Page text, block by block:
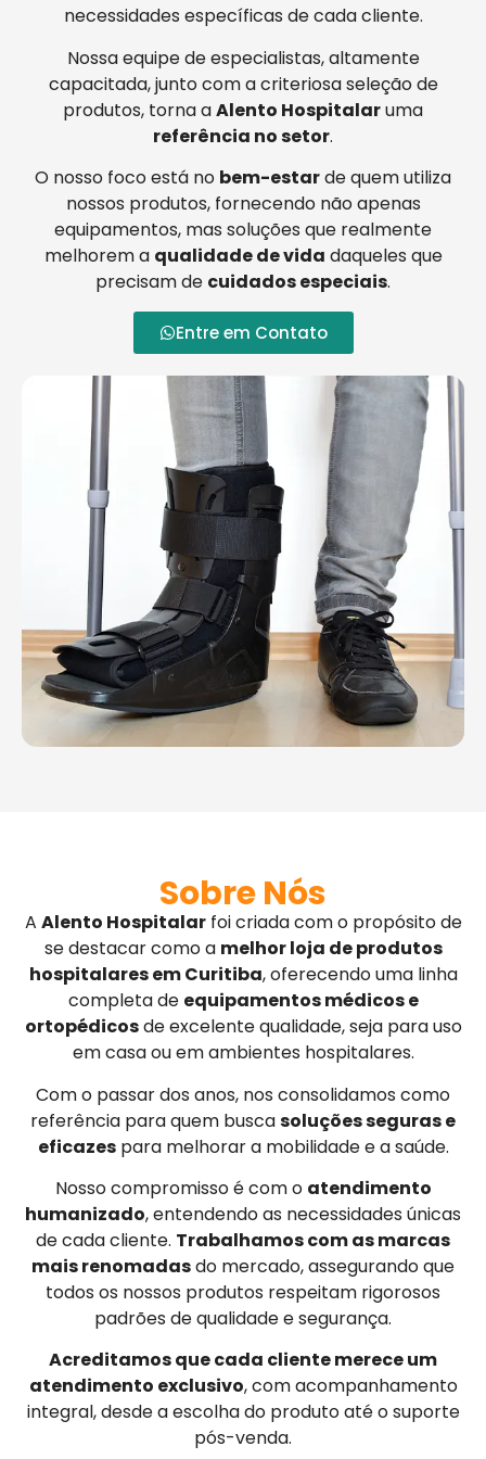
necessidades específicas de cada cliente.
Nossa equipe de especialistas, altamente
capacitada, junto com a criteriosa seleção de
produtos, torna aAlento Hospitalaruma
referência no setor.
O nosso foco está no bem-estarde quem utiliza
nossos produtos, fornecendo não apenas
equipamentos, mas soluções que realmente
melhorem a qualidade de vida daqueles que
precisam de cuidados especiais.
Entre em Contato
Sobre Nós
A Alento Hospitalarfoi criada com o propósito de
se destacar como a melhor loja de produtos
hospitalares em Curitiba, oferecendo uma linha
completa de equipamentos médicos e
ortopédicosde excelente qualidade, seja para uso
em casa ou em ambientes hospitalares.
Com o passar dos anos, nos consolidamos como
referência para quem buscasoluções seguras e
eficazespara melhorar a mobilidade e a saúde.
Nosso compromisso é com o atendimento
humanizado, entendendo as necessidades únicas
de cada cliente. Trabalhamos com as marcas
mais renomadasdo mercado, assegurando que
todos os nossos produtos respeitam rigorosos
padrões de qualidade e segurança.
Acreditamos que cada cliente merece um
atendimento exclusivo, com acompanhamento
integral, desde a escolha do produto até o suporte
pós-venda.